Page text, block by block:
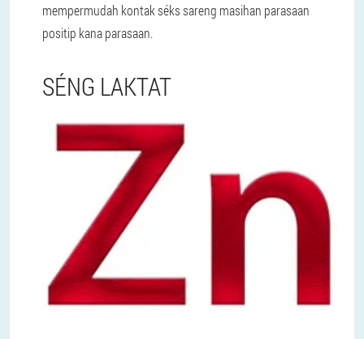
mempermudah kontak séks sareng masihan parasaan
positip kana parasaan.
SÉNG LAKTAT